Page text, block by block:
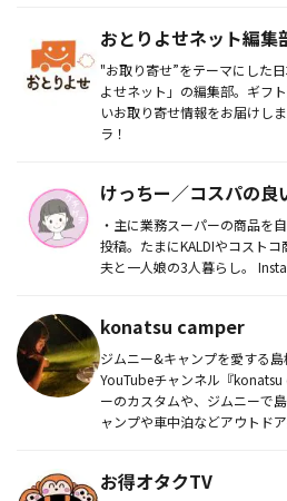
おとりよせネット編集
"お取り寄せ”をテーマにした
よせネット」の編集部。ギフ
いお取り寄せ情報をお届けし
ラ！
けっちー／コスパの良
・主に業務スーパーの商品を
投稿。たまにKALDIやコストコ商品もあり。
夫と一人
konatsu camper
ジムニー&キャンプを愛する島
YouTubeチャンネル『
ーのカスタムや、ジムニーで
ャンプや車中泊などアウトド
お得オタクTV